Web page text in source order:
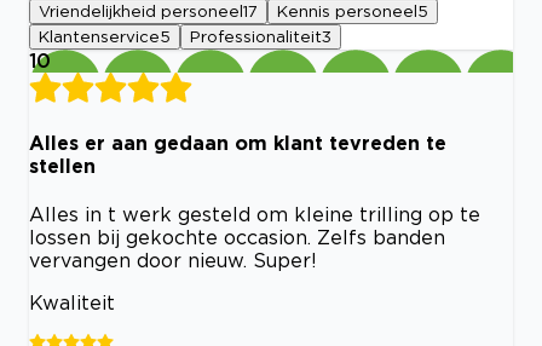
Vriendelijkheid personeel 17 Kennis personeel 5
Klantenservice5 Professionaliteit3
10
Alles er aan gedaan om klant tevreden te
stellen
Alles in t werk gesteld om kleine trilling op te
lossen bij gekochte occasion. Zelfs banden
vervangen door nieuw. Super!
Kwaliteit